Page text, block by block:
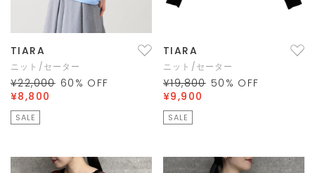
TIARA
ニット/セーター
¥22,000 60 % OFF
¥8,800
SALE
TIARA
ニット/セーター
¥19,800 50 % OFF
¥9,900
SALE